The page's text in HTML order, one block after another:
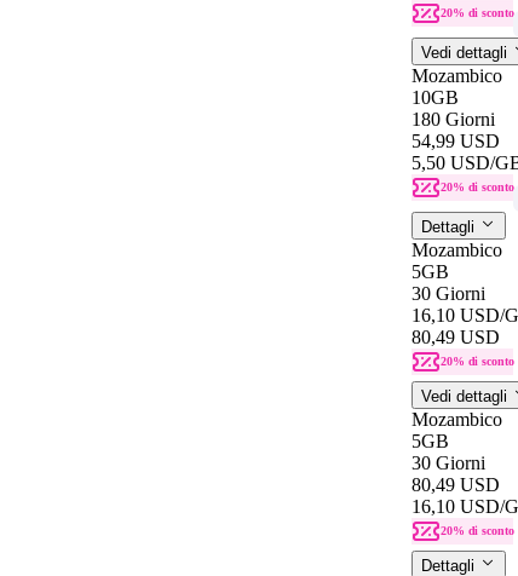
20% di sconto
Vedi dettagli
Mozambico
10GB
180 Giorni
54,99 USD
5,50 USD/
20% di sconto
Dettagli
Mozambico
5GB
30 Giorni
16,10 USD/
80,49 USD
20% di sconto
Vedi dettagli
Mozambico
5GB
30 Giorni
80,49 USD
16,10 USD/
20% di sconto
Dettagli